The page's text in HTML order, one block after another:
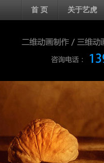
首 页 关于艺虎